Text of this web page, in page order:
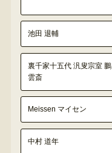
池田 退輔
裏千家十五代 汎叟宗室 鵬
雲斎
Meissen マイセン
中村 道年